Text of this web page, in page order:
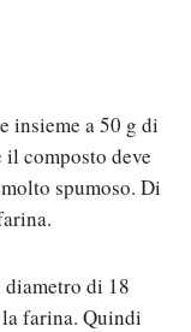
insieme a 50 g di
composto deve
spumoso. Di
di 18
farina. Quindi